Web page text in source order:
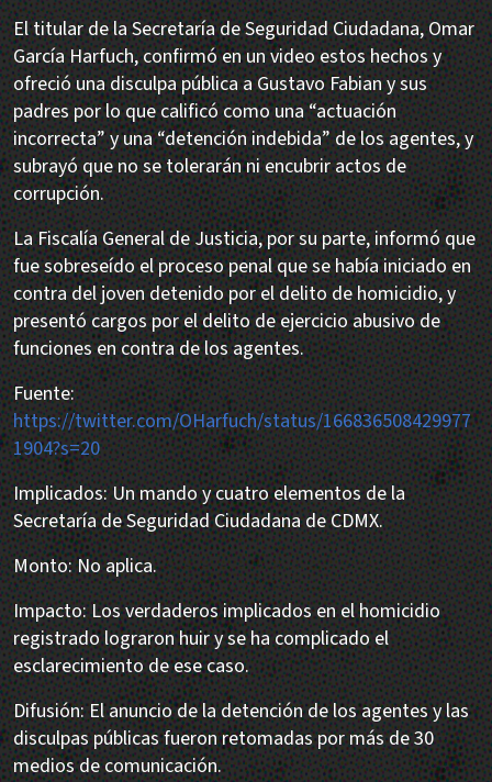
El titular de la Secretaría de Seguridad Ciudadana, Omar
García Harfuch, confirmó en un video estos hechos y
ofreció una disculpa pública a Gustavo Fabian y sus
padres por lo que calificó como una “actuación
incorrecta” y una “detención indebida” de los agentes, y
subrayó que no se tolerarán ni encubrir actos de
corrupción.
La Fiscalía General de Justicia, por su parte, informó que
fue sobreseído el proceso penal que se había iniciado en
contra del joven detenido por el delito de homicidio, y
presentó cargos por el delito de ejercicio abusivo de
funciones en contra de los agentes.
Fuente:
https://twitter.com/OHarfuch/status/166836508429977
1904?s=20
Implicados: Un mando y cuatro elementos de la
Secretaría de Seguridad Ciudadana de CDMX.
Monto: No aplica.
Impacto: Los verdaderos implicados en el homicidio
registrado lograron huir y se ha complicado el
esclarecimiento de ese caso.
Difusión: El anuncio de la detención de los agentes y las
disculpas públicas fueron retomadas por más de 30
medios de comunicación.